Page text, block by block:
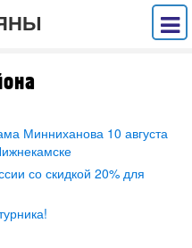
Минниханова 10 августа
со скидкой 20% для